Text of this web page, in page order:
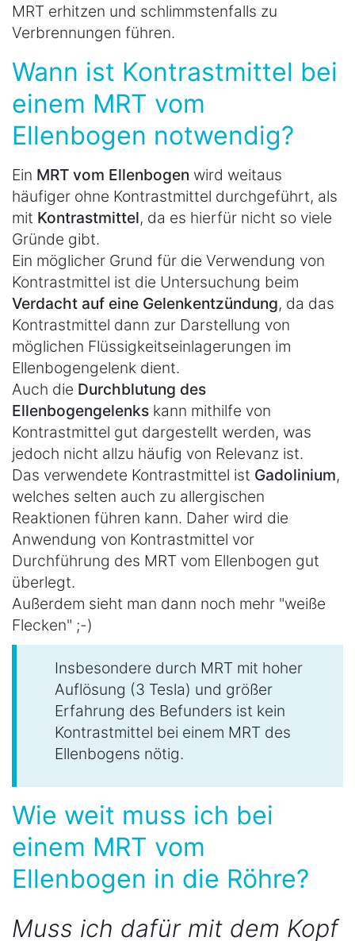
MRT erhitzen und schlimmstenfalls zu
Verbrennungen führen.
Wann ist Kontrastmittel bei
einem MRT vom
Ellenbogen notwendig?
Ein MRT vom Ellenbogen wird weitaus
häufiger ohne Kontrastmittel durchgeführt, als
mit Kontrastmittel, da es hierfür nicht so viele
Gründe gibt.
Ein möglicher Grund für die Verwendung von
Kontrastmittel ist die Untersuchung beim
Verdacht auf eine Gelenkentzündung, da das
Kontrastmittel dann zur Darstellung von
möglichen Flüssigkeitseinlagerungen im
Ellenbogengelenk dient.
Auch die Durchblutung des
Ellenbogengelenks kann mithilfe von
Kontrastmittel gut dargestellt werden, was
jedoch nicht allzu häufig von Relevanz ist.
Das verwendete Kontrastmittel ist Gadolinium,
welches selten auch zu allergischen
Reaktionen führen kann. Daher wird die
Anwendung von Kontrastmittel vor
Durchführung des MRT vom Ellenbogen gut
überlegt.
Außerdem sieht man dann noch mehr "weiße
Flecken" ;-)
Insbesondere durch MRT mit hoher
Auflösung (3 Tesla) und größer
Erfahrung des Befunders ist kein
Kontrastmittel bei einem MRT des
Ellenbogens nötig.
Wie weit muss ich bei
einem MRT vom
Ellenbogen in die Röhre?
Muss ich dafür mit dem Kopf